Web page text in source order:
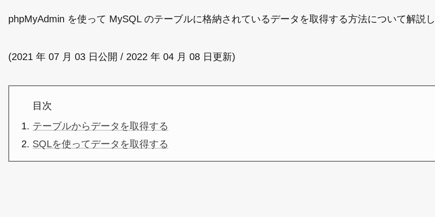
phpMyAdmin を使って MySQL のテーブルに格納されているデータを取得する方法について解説
(2021 年 07 月 03 日公開 / 2022 年 04 月 08 日更新)
目次
テーブルからデータを取得する
SQLを使ってデータを取得する